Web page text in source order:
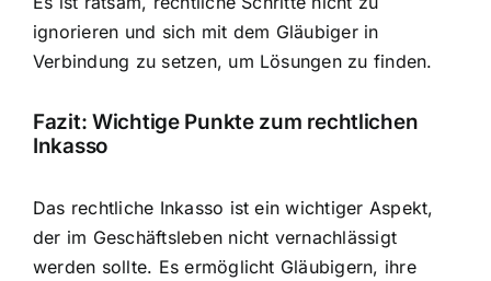
ignorieren und sich mit dem Gläubiger in
Verbindung zu setzen, um Lösungen zu finden.
Fazit: Wichtige Punkte zum rechtlichen
Inkasso
Das rechtliche Inkasso ist ein wichtiger Aspekt,
der im Geschäftsleben nicht vernachlässigt
werden sollte. Es ermöglicht Gläubigern, ihre